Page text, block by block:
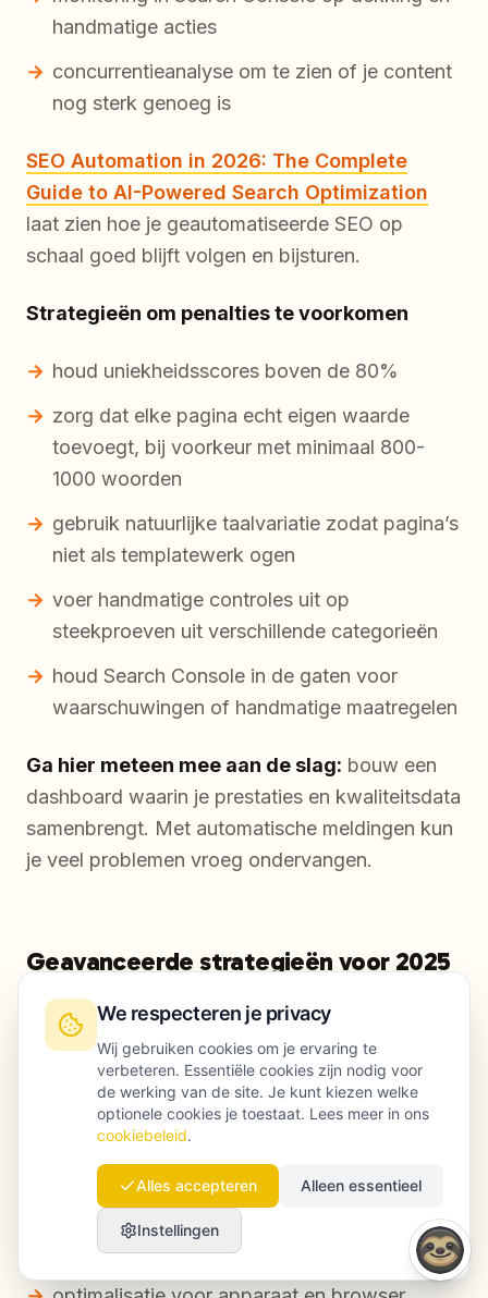
handmatige acties
concurrentieanalyse om te zien of je content
nog sterk genoeg is
SEO Automation in 2026: The Complete
Guide to AI-Powered Search Optimization
laat zien hoe je geautomatiseerde SEO op
schaal goed blijft volgen en bijsturen.
Strategieën om penalties te voorkomen
houd uniekheidsscores boven de 80%
zorg dat elke pagina echt eigen waarde
toevoegt, bij voorkeur met minimaal 800-
1000 woorden
gebruik natuurlijke taalvariatie zodat pagina’s
niet als templatewerk ogen
voer handmatige controles uit op
steekproeven uit verschillende categorieën
houd Search Console in de gaten voor
waarschuwingen of handmatige maatregelen
Ga hier meteen mee aan de slag: bouw een
dashboard waarin je prestaties en kwaliteitsdata
samenbrengt. Met automatische meldingen kun
je veel problemen vroeg ondervangen.
Geavanceerde strategieën voor 2025
en daarna
AI-gestuurde contentpersonalisatie
De volgende stap is content die zich aanpast
aan context en gebruikerssignalen:
geografische personalisatie die verder gaat
dan alleen plaatsnamen
We respecteren je privacy
Wij gebruiken cookies om je ervaring te
verbeteren. Essentiële cookies zijn nodig voor
de werking van de site. Je kunt kiezen welke
optionele cookies je toestaat. Lees meer in ons
cookiebeleid.
Alles accepteren Alleen essentieel
Instellingen